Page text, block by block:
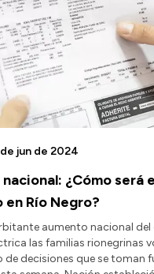
Río Negro
Negro
¿Cómo será
en Río Negro?
jun de 2024
aumento nacional
las familias rionegrinas
de decisiones que se toman